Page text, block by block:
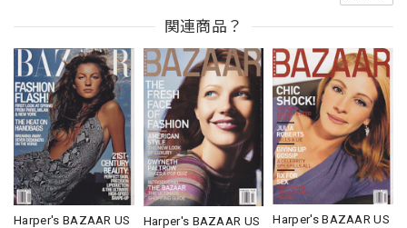
関連商品？
Harper's BAZAAR US
Harper's BAZAAR US
Harper's BAZAAR US